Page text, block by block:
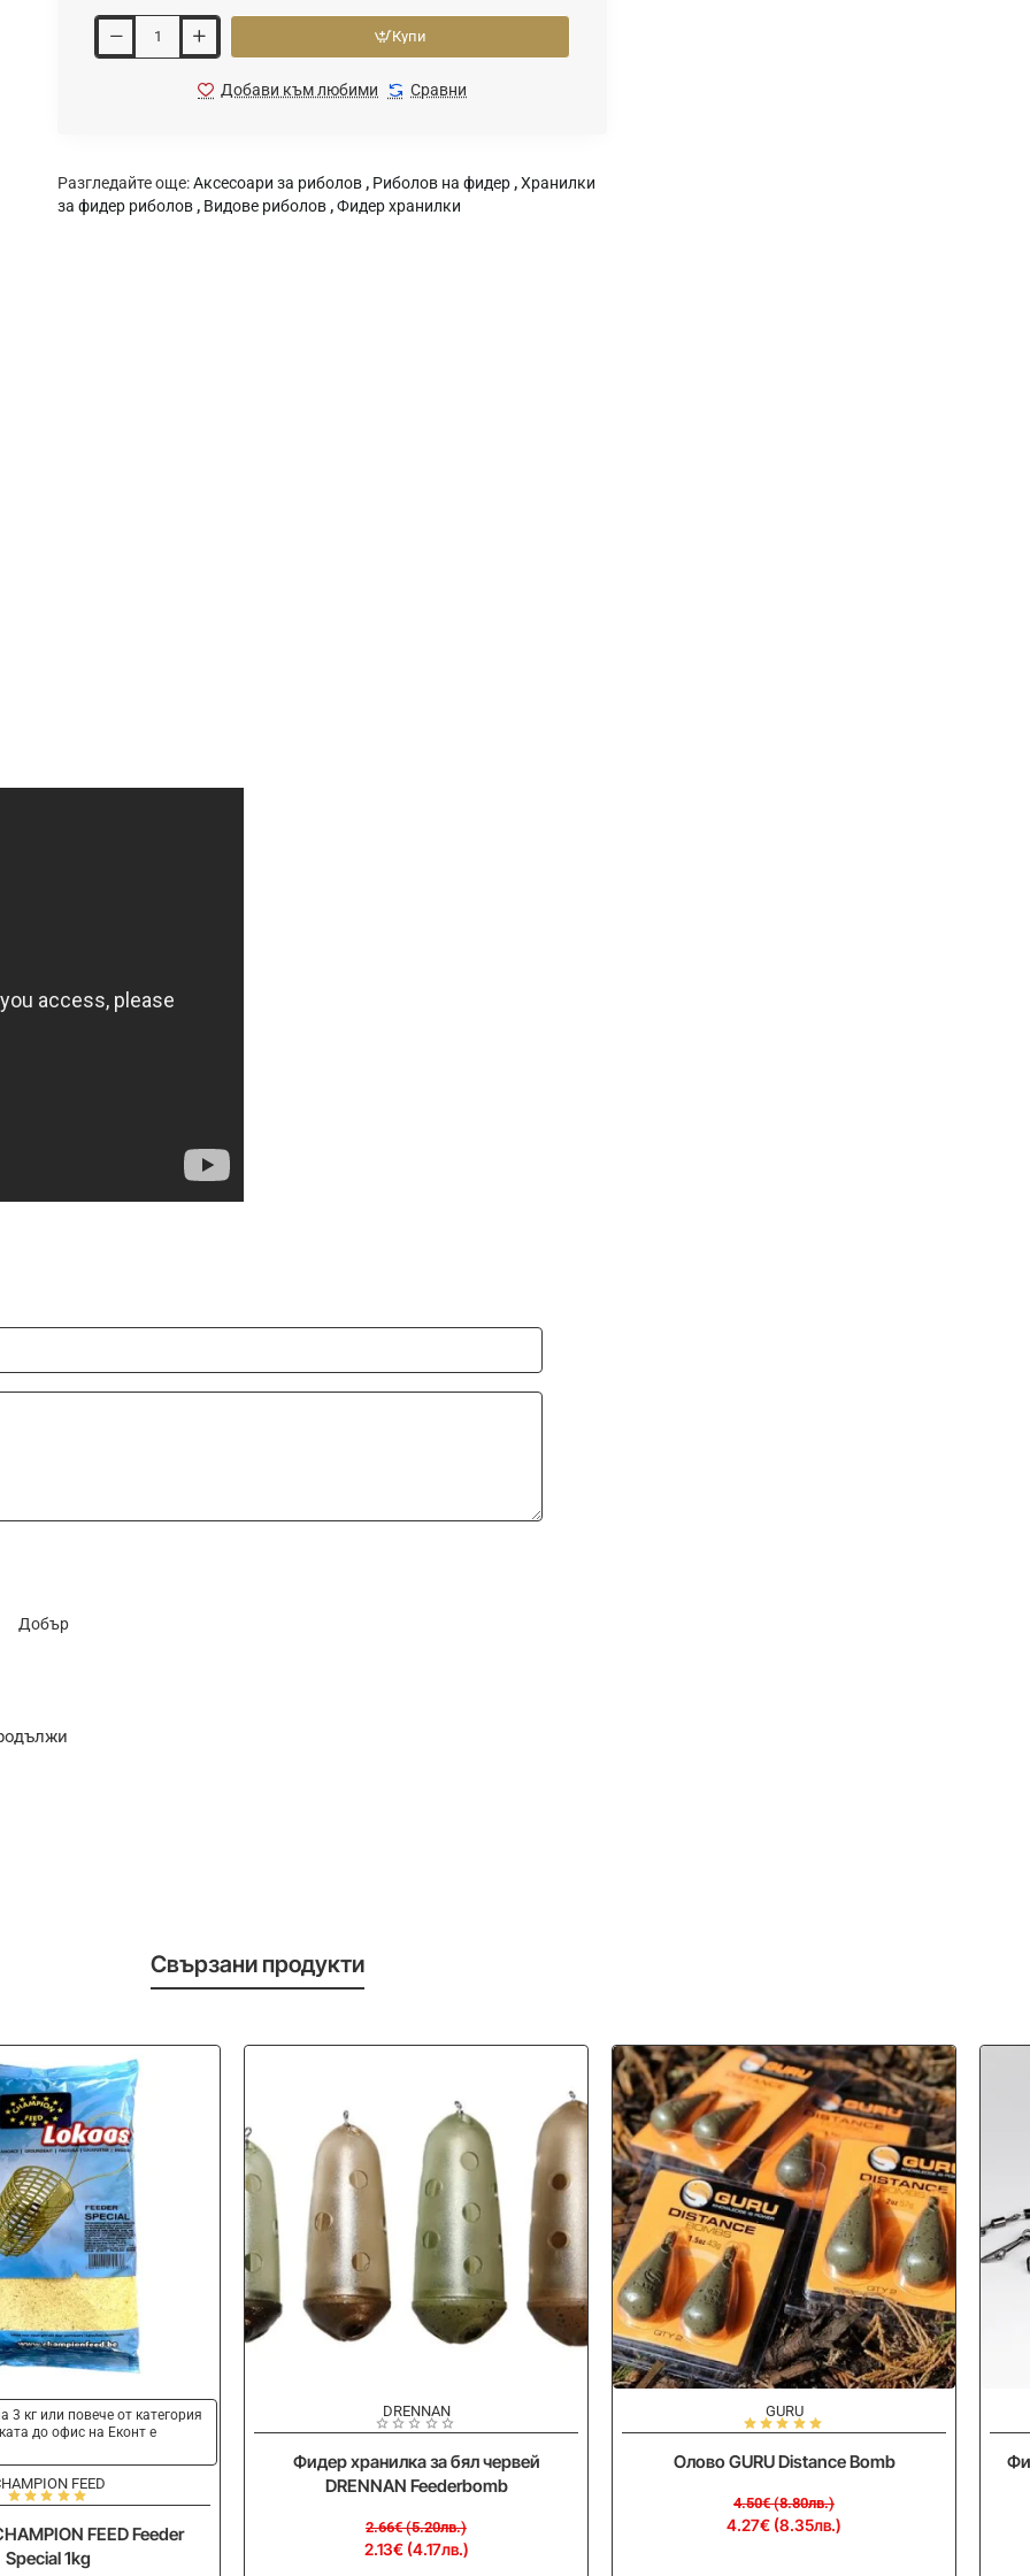
Купи
Добави към любими Сравни
Разгледайте още:Аксесоари за риболов , Риболов на фидер ,Хранилки
за фидер риболов , Видове риболов ,Фидер хранилки
Добър
Свързани продукти
3 кг или повече от категория
до офис на Еконт е
FEED
FEED Feeder
Special 1kg
DRENNAN
Фидер хранилка за бял червей
DRENNAN Feederbomb
2.13€ (4.17лв.)
2.66€ (5.20лв.)
GURU
Олово GURU Distance Bomb
4.27€ (8.35лв.)
4.50€ (8.80лв.)